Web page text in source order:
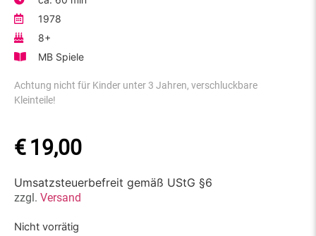
1978
8+
MB Spiele
Achtung nicht für Kinder unter 3 Jahren, verschluckbare
Kleinteile!
€ 19,00
Umsatzsteuerbefreit gemäß UStG §6
zzgl. Versand
Nicht vorrätig